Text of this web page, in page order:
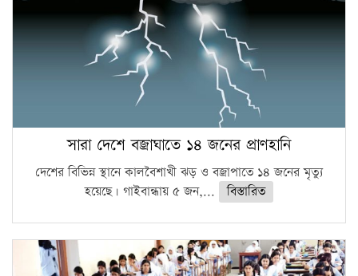
সারা দেশে বজ্রাঘাতে ১৪ জনের প্রাণহানি
দেশের বিভিন্ন স্থানে কালবৈশাখী ঝড় ও বজ্রাপাতে ১৪ জনের মৃত্যু
হয়েছে। গাইবান্ধায় ৫ জন,...
বিস্তারিত